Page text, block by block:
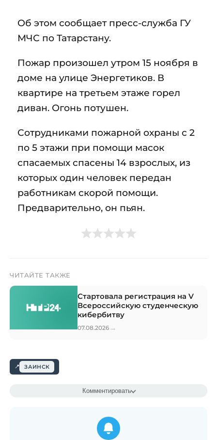
Об этом сообщает пресс-служба ГУ
МЧС по Татарстану.
Пожар произошел утром 15 ноября в
доме на улице Энергетиков. В
квартире на третьем этаже горел
диван. Огонь потушен.
Сотрудниками пожарной охраны с 2
по 5 этажи при помощи масок
спасаемых спасены 14 взрослых, из
которых один человек передан
работникам скорой помощи.
Предварительно, он пьян.
ЧИТАЙТЕ ТАКЖЕ
Стартовала регистрация на V
Всероссийскую студенческую
кибербитву
07.08.2026 →
ЗАИНСК
Комментировать